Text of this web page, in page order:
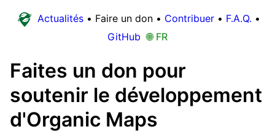
Actualités • Faire un don • Contribuer • F.A.Q. •
GitHub 🌐 FR
Faites un don pour
soutenir le développement
d'Organic Maps